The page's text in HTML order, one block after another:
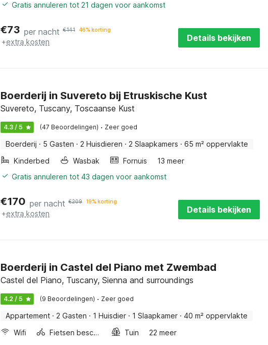
Gratis annuleren tot 21 dagen voor aankomst
€73 per nacht €141 46% korting
+extra kosten Details bekijken
Boerderij in Suvereto bij Etruskische Kust
Suvereto, Tuscany, Toscaanse Kust
4.3 / 5 (47 Beoordelingen) · Zeer goed
Boerderij · 5 Gasten · 2 Huisdieren · 2 Slaapkamers · 65 m² oppervlakte
Kinderbed
Wasbak Fornuis
13 meer
Gratis annuleren tot 43 dagen voor aankomst
€170 per nacht €209 19% korting
+extra kosten Details bekijken
Boerderij in Castel del Piano met Zwembad
Castel del Piano, Tuscany, Sienna and surroundings
4.2 / 5 (9 Beoordelingen) · Zeer goed
Appartement · 2 Gasten · 1 Huisdier · 1 Slaapkamer · 40 m² oppervlakte
Wifi
Fietsen beschikbaar Tuin
22 meer